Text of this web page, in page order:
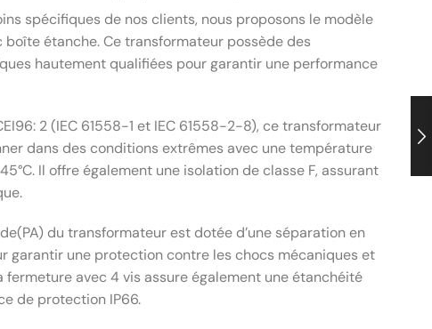
spécifiques de nos clients, nous proposons le modèle
boîte étanche. Ce transformateur possède des
hautement qualifiées pour garantir une performance
2 (IEC 61558-1 et IEC 61558-2-8), ce transformateur
dans des conditions extrêmes avec une température
Il offre également une isolation de classe F, assurant
du transformateur est dotée d’une séparation en
garantir une protection contre les chocs mécaniques et
fermeture avec 4 vis assure également une étanchéité
de protection IP66.